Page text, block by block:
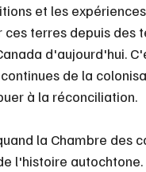
et les
ces terres depuis
d'aujourd'hui.
de la
à la réconciliation.
la Chambre des
l'histoire autochtone.